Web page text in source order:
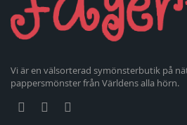
Vi är en välsorterad symönsterbutik på
pappersmönster från Världens alla hörn.